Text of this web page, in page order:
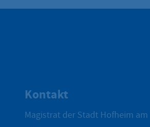
Kontakt
Magistrat der Stadt Hofheim am